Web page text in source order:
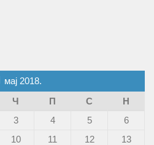
мај 2018.
Ч П С
Н
3 4 5
6
10 11 12
13